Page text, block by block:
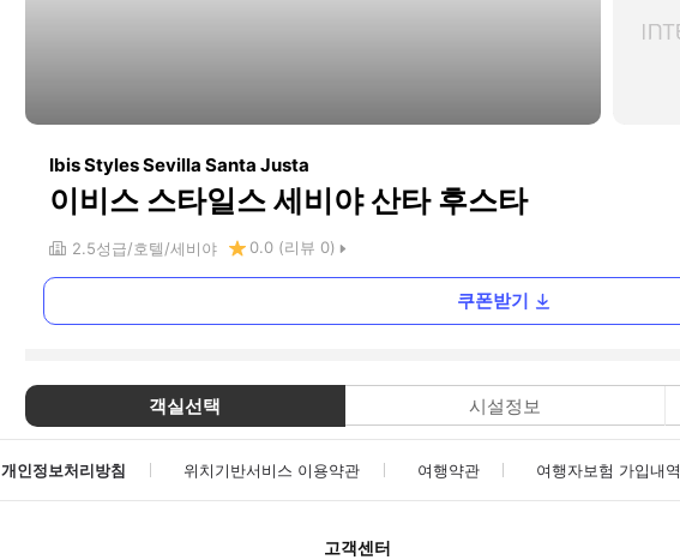
Ibis Styles Sevilla Santa Justa
이비스 스타일스 세비야 산타 후스타
2.5성급 호텔 세비야 0.0 (리뷰 0)
쿠폰받기
객실선택 시설정보
개인정보처리방침 위치기반서비스 이용약관 여행약관 여행자보험 가입내역
고객센터